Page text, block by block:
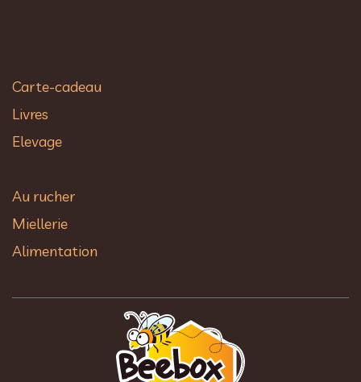
Carte-cadeau
Livres
Elevage
Au rucher​
Miellerie
Alimentation